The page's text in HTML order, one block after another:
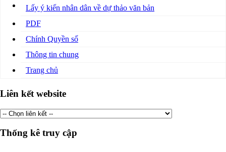
Lấy ý kiến nhân dân về dự thảo văn bản
PDF
Chính Quyền số
Thông tin chung
Trang chủ
Liên kết website
Thống kê truy cập